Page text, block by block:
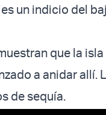
un indicio del
que la
a anidar allí.
de sequía.